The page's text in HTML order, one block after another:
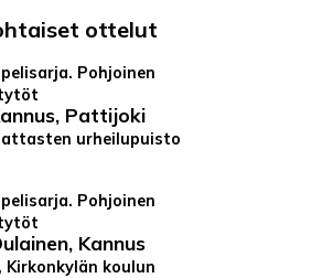
ottelut
Pohjoinen
Pattijoki
urheilupuisto
Pohjoinen
Kannus
Kirkonkylän koulun